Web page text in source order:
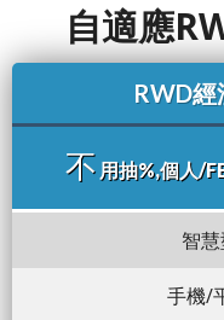
自適應
RWD經
不 用抽%,個人/
智
手機/